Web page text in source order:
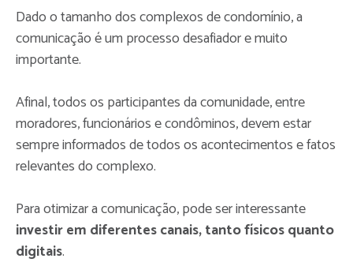
Dado o tamanho dos complexos de condomínio, a
comunicação é um processo desafiador e muito
importante.
Afinal, todos os participantes da comunidade, entre
moradores, funcionários e condôminos, devem estar
sempre informados de todos os acontecimentos e fatos
relevantes do complexo.
Para otimizar a comunicação, pode ser interessante
investir em diferentes canais, tanto físicos quanto
digitais.